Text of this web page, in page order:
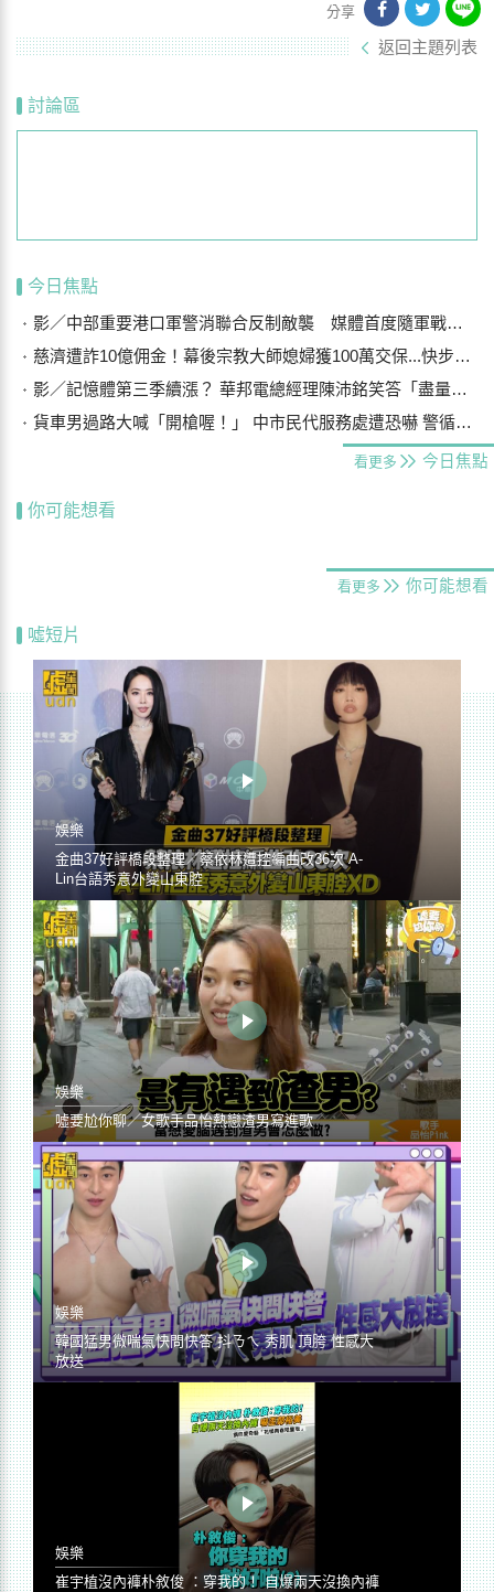
分享
返回主題列表
討論區
今日焦點
影／中部重要港口軍警消聯合反制敵襲 媒體首度隨軍戰鬥演練
慈濟遭詐10億佣金！幕後宗教大師媳婦獲100萬交保...快步奔離不發一語
影／記憶體第三季續漲？ 華邦電總經理陳沛銘笑答「盡量不要漲太多」
貨車男過路大喊「開槍喔！」 中市民代服務處遭恐嚇 警循線追緝
看更多 今日焦點
你可能想看
看更多 你可能想看
噓短片
娛樂
金曲37好評橋段整理／蔡依林遭控編曲改36次 A-
Lin台語秀意外變山東腔
娛樂
噓要尬你聊／女歌手品怡熱戀渣男寫進歌
娛樂
韓國猛男微喘氣快問快答 抖ㄋㄟ 秀肌 頂胯 性感大
放送
娛樂
崔宇植沒內褲朴敘俊 ：穿我的！ 自爆兩天沒換內褲